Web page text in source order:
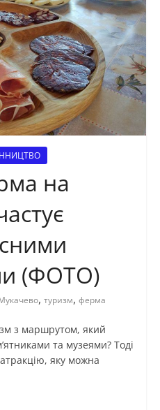
на
(ФОТО)
, туризм, ферма
з маршрутом, який
та музеями? Тоді
яку можна